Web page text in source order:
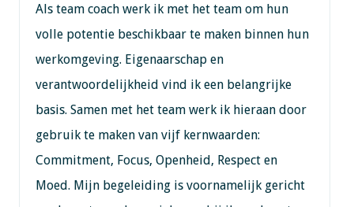
Als team coach werk ik met het team om hun
volle potentie beschikbaar te maken binnen hun
werkomgeving. Eigenaarschap en
verantwoordelijkheid vind ik een belangrijke
basis. Samen met het team werk ik hieraan door
gebruik te maken van vijf kernwaarden:
Commitment, Focus, Openheid, Respect en
Moed. Mijn begeleiding is voornamelijk gericht